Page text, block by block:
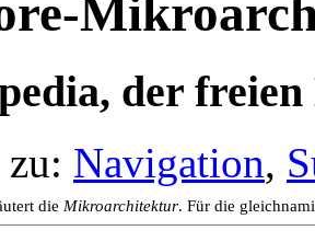
der
Navigation,
die Mikroarchitektur. Für die